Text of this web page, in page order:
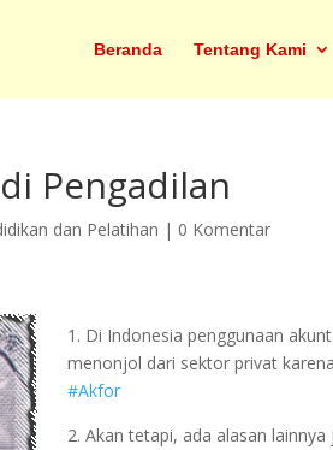
Beranda Tentang Kami
Pengadilan
dan Pelatihan | 0 Komentar
1. Di Indonesia penggunaan
menonjol dari sektor privat
#Akfor
2. Akan tetapi, ada alasan